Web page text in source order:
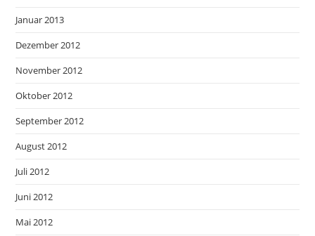
Januar 2013
Dezember 2012
November 2012
Oktober 2012
September 2012
August 2012
Juli 2012
Juni 2012
Mai 2012